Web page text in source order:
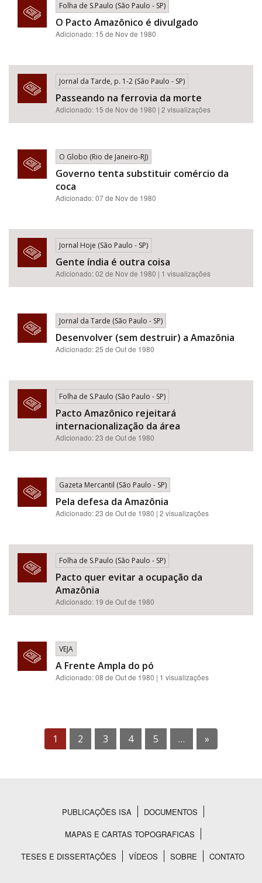
Folha de S.Paulo (São Paulo - SP)
O Pacto Amazônico é divulgado
Adicionado: 15 de Nov de 1980
Jornal da Tarde, p. 1-2 (São Paulo - SP)
Passeando na ferrovia da morte
Adicionado: 15 de Nov de 1980 | 2 visualizações
O Globo (Rio de Janeiro-RJ)
Governo tenta substituir comércio da
coca
Adicionado: 07 de Nov de 1980
Jornal Hoje (São Paulo - SP)
Gente índia é outra coisa
Adicionado: 02 de Nov de 1980 | 1 visualizações
Jornal da Tarde (São Paulo - SP)
Desenvolver (sem destruir) a Amazônia
Adicionado: 25 de Out de 1980
Folha de S.Paulo (São Paulo - SP)
Pacto Amazônico rejeitará
internacionalização da área
Adicionado: 23 de Out de 1980
Gazeta Mercantil (São Paulo - SP)
Pela defesa da Amazônia
Adicionado: 23 de Out de 1980 | 2 visualizações
Folha de S.Paulo (São Paulo - SP)
Pacto quer evitar a ocupação da
Amazônia
Adicionado: 19 de Out de 1980
VEJA
A Frente Ampla do pó
Adicionado: 08 de Out de 1980 | 1 visualizações
1 2 3 4 5 … »
Rodapé
PUBLICAÇÕES ISA
DOCUMENTOS
MAPAS E CARTAS TOPOGRAFICAS
TESES E DISSERTAÇÕES
VÍDEOS SOBRE CONTATO